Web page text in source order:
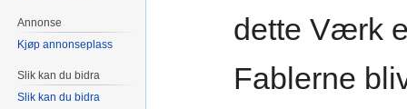
dette Værk
Fablerne
Annonse
Kjøp annonseplass
Slik kan du bidra
Slik kan du bidra